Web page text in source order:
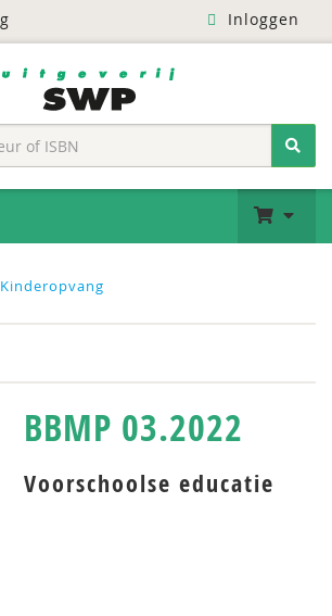
Inloggen
Kinderopvang
BBMP 03.2022
Voorschoolse educatie